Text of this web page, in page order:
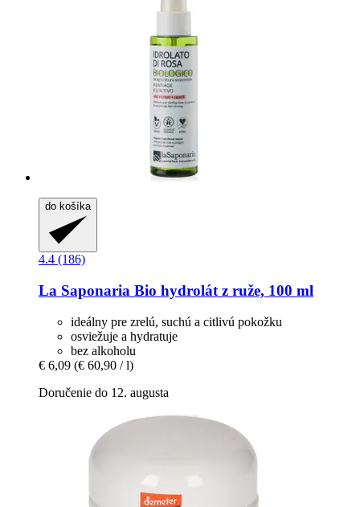
do košíka
4.4 (186)
La Saponaria Bio hydrolát z ruže, 100 ml
ideálny pre zrelú, suchú a citlivú pokožku
osviežuje a hydratuje
bez alkoholu
€ 6,09 (€ 60,90 / l)
Doručenie do 12. augusta